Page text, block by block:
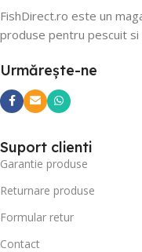
FishDirect.ro este un
produse pentru pescuit si
Urmărește-ne
Suport clienti
Garantie produse
Returnare produse
Formular retur
Contact